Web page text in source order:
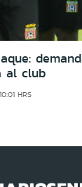
al club
HRS